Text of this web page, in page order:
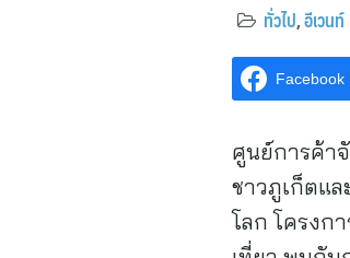
ทั่วไป,อีเวนท์
Facebook
ศูนย์การค้า
ชาวภูเก็ตแ
โลก โครงก